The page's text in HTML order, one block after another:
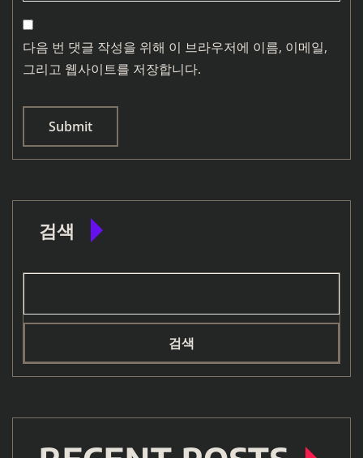
다음 번 댓글 작성을 위해 이 브라우저에 이름, 이메일,
그리고 웹사이트를 저장합니다.
검색
검색